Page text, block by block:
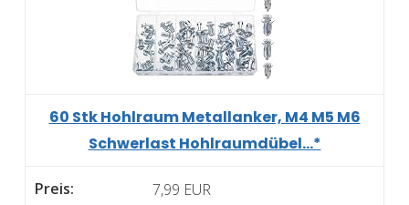
60 Stk Hohlraum Metallanker, M4 M5 M6
Schwerlast Hohlraumdübel...*
7,99 EUR